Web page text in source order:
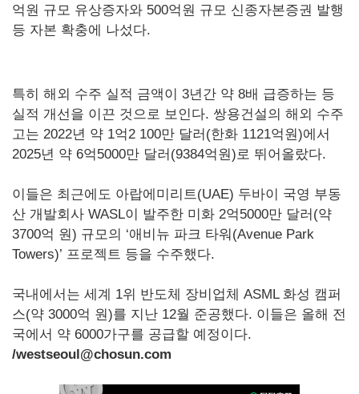
억원 규모 유상증자와 500억원 규모 신종자본증권 발행
등 자본 확충에 나섰다.
특히 해외 수주 실적 금액이 3년간 약 8배 급증하는 등
실적 개선을 이끈 것으로 보인다. 쌍용건설의 해외 수주
고는 2022년 약 1억2 100만 달러(한화 1121억원)에서
2025년 약 6억5000만 달러(9384억원)로 뛰어올랐다.
이들은 최근에도 아랍에미리트(UAE) 두바이 국영 부동
산 개발회사 WASL이 발주한 미화 2억5000만 달러(약
3700억 원) 규모의 ‘애비뉴 파크 타워(Avenue Park
Towers)’ 프로젝트 등을 수주했다.
국내에서는 세계 1위 반도체 장비업체 ASML 화성 캠퍼
스(약 3000억 원)를 지난 12월 준공했다. 이들은 올해 전
국에서 약 6000가구를 공급할 예정이다.
/westseoul@chosun.com